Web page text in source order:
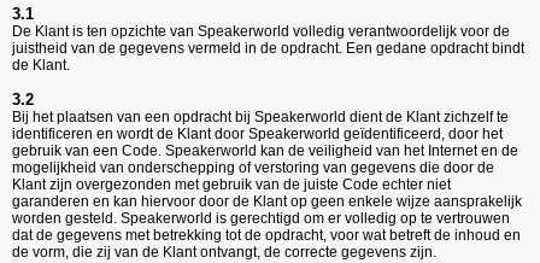
3.1
De Klant is ten opzichte van Speakerworld volledig verantwoordelijk voor de
juistheid van de gegevens vermeld in de opdracht. Een gedane opdracht bindt
de Klant.
3.2
Bij het plaatsen van een opdracht bij Speakerworld dient de Klant zichzelf te
identificeren en wordt de Klant door Speakerworld geïdentificeerd, door het
gebruik van een Code. Speakerworld kan de veiligheid van het Internet en de
mogelijkheid van onderschepping of verstoring van gegevens die door de
Klant zijn overgezonden met gebruik van de juiste Code echter niet
garanderen en kan hiervoor door de Klant op geen enkele wijze aansprakelijk
worden gesteld. Speakerworld is gerechtigd om er volledig op te vertrouwen
dat de gegevens met betrekking tot de opdracht, voor wat betreft de inhoud en
de vorm, die zij van de Klant ontvangt, de correcte gegevens zijn.